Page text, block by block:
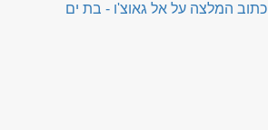
כתוב המלצה על אל גאוצ'ו - בת ים